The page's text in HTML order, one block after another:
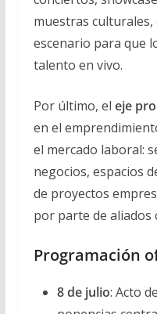
muestras
escenario para que
talento en vivo.
Por último, el eje
en el
el mercado laboral:
negocios, espacios
de proyectos
por parte de aliados
Programación
8 de julio: Acto